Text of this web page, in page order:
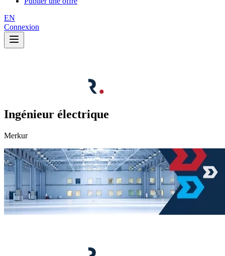
EN
Connexion
Ingénieur électrique
Merkur